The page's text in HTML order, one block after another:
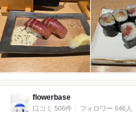
flowerbase
口コミ 506件 フォロワー 646人